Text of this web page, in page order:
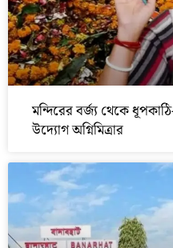
মন্দিরের বর্জ্য থেকে
উদ্যোগ অগ্নিমিত্রার